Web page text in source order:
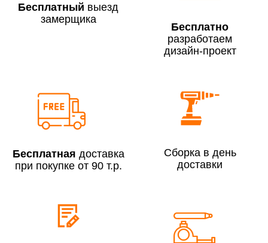
Свыше 300 000 руб.
Сборка по Московской области при заказе:
До 300 000 руб.
Бесплатный выезд
замерщика
Бесплатно
разработаем
дизайн-проект
Бесплатная доставка
при покупке от 90 т.р.
Сборка в день
доставки